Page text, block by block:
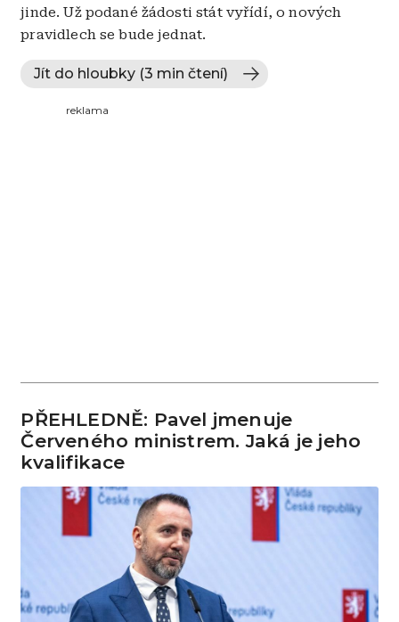
jinde. Už podané žádosti stát vyřídí, o nových
pravidlech se bude jednat.
Jít do hloubky (3 min čtení)
reklama
PŘEHLEDNĚ: Pavel jmenuje
Červeného ministrem. Jaká je jeho
kvalifikace